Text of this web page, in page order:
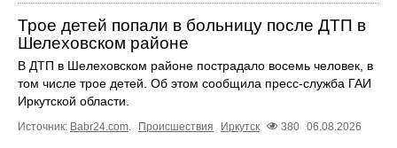
Трое детей попали в больницу после ДТП в
Шелеховском районе
В ДТП в Шелеховском районе пострадало восемь человек, в
том числе трое детей. Об этом сообщила пресс‑служба ГАИ
Иркутской области.
Источник: Babr24.com Происшествия Иркутск 380 06.08.2026